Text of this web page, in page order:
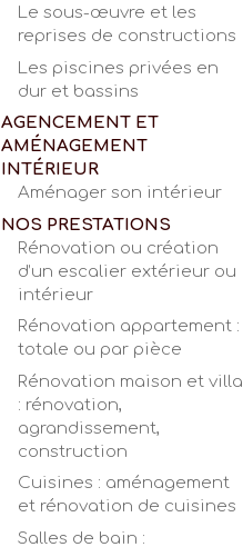
Le sous-œuvre et les
reprises de constructions
Les piscines privées en
dur et bassins
AGENCEMENT ET
AMÉNAGEMENT
INTÉRIEUR
Aménager son intérieur
NOS PRESTATIONS
Rénovation ou création
d’un escalier extérieur ou
intérieur
Rénovation appartement :
totale ou par pièce
Rénovation maison et villa
: rénovation,
agrandissement,
construction
Cuisines : aménagement
et rénovation de cuisines
Salles de bain :